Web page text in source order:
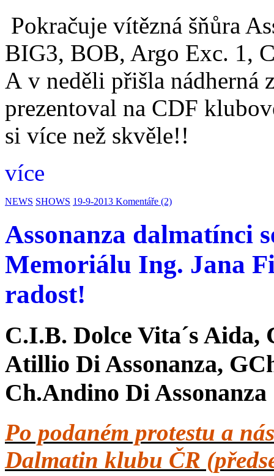
Pokračuje vítězná šňůra
BIG3, BOB, Argo Exc. 1,
A v neděli přišla nádherná
prezentoval na CDF
si více než skvěle!!
více
NEWS SHOWS 19-9-2013 Komentáře (2)
Assonanza dalmatínci
Memoriálu Ing. Jana
radost!
C.I.B. Dolce Vita´s Aida,
Atillio Di Assonanza,
Ch.Andino Di Assonanza
Po podaném protestu a
Dalmatin klubu ČR